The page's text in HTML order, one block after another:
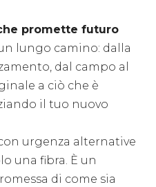
promette futuro
lungo camino: dalla
dal campo al
a ciò che è
il tuo nuovo
urgenza alternative
una fibra. È un
di come sia